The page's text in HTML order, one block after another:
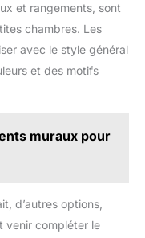
et rangements, sont
chambres. Les
avec le style général
et des motifs
muraux pour
d’autres options,
venir compléter le